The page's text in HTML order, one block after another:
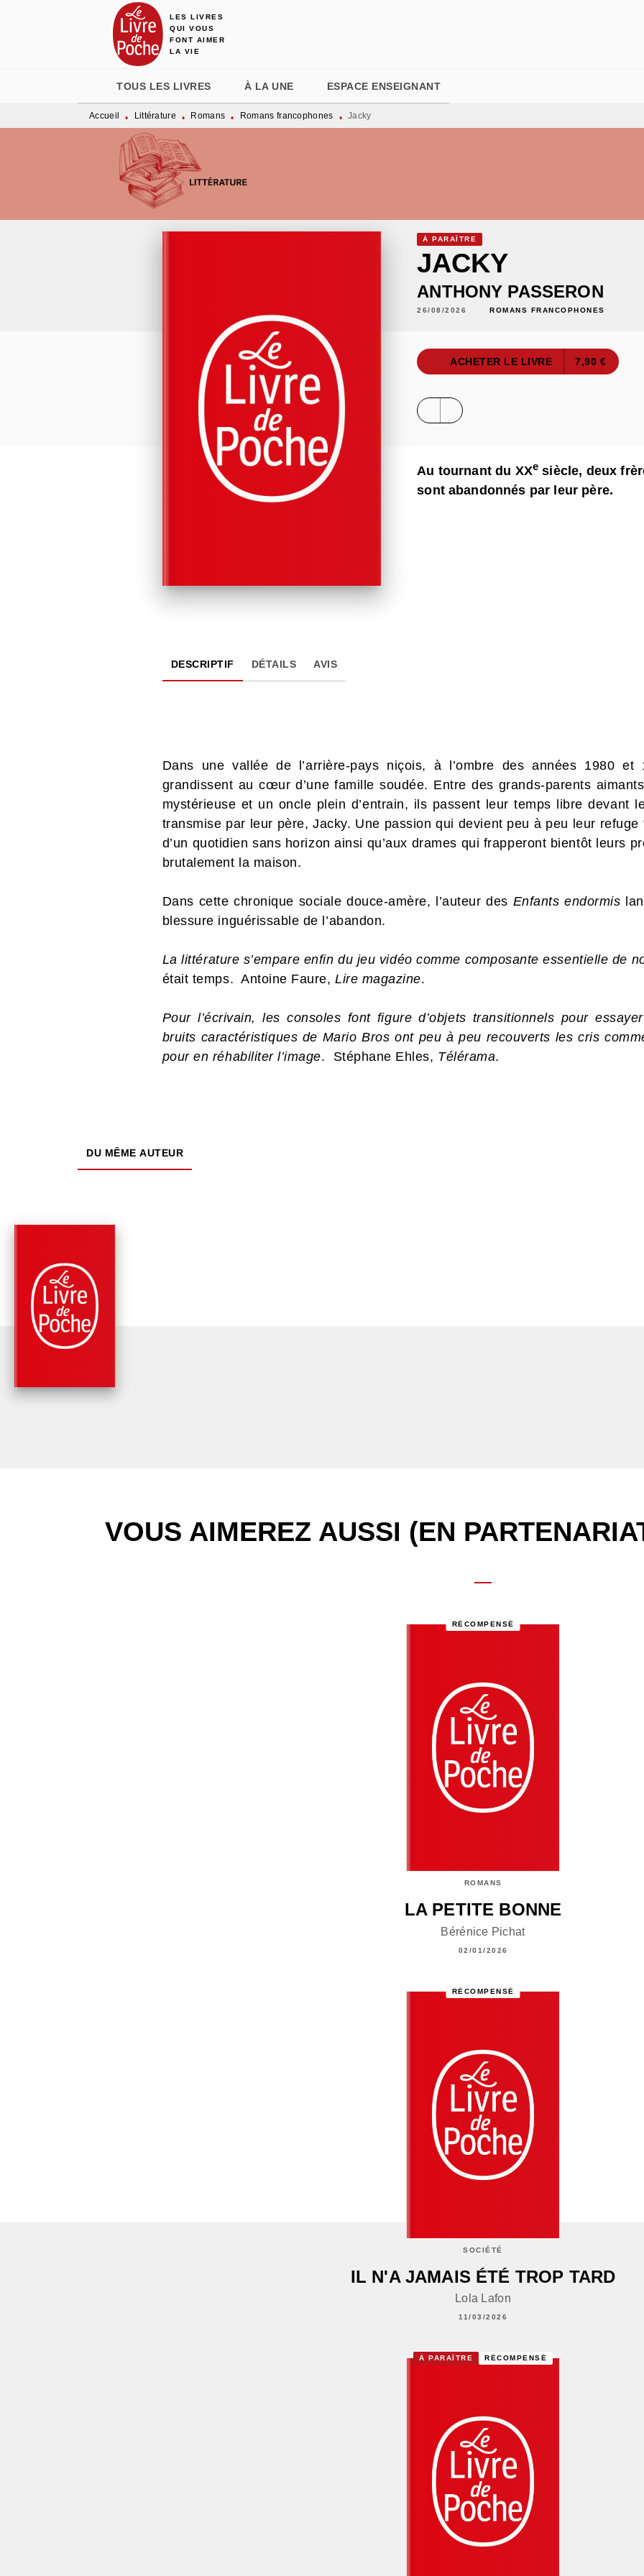
MENU RECHERCHE
LES LIVRES
QUI VOUS
FONT AIMER
LA VIE
TOUS LES LIVRES À LA UNE ESPACE ENSEIGNANT
Accueil • Littérature • Romans • Romans francophones • Jacky
À PARAÎTRE
JACKY
ANTHONY PASSERON
26/08/2026 ROMANS FRANCOPHONES
ACHETER LE LIVRE 7,90 €
Au tournant du XXe siècle, deux
sont abandonnés par leur père.
DESCRIPTIF DÉTAILS AVIS
Dans une vallée de l’arrière-pays niçois, à l’ombre des années 1980
grandissent au cœur d’une famille soudée. Entre des grands-parents
mystérieuse et un oncle plein d’entrain, ils passent leur temps libre devant
transmise par leur père, Jacky. Une passion qui devient peu à peu leur
d’un quotidien sans horizon ainsi qu’aux drames qui frapperont bientôt leurs
brutalement la maison.
Dans cette chronique sociale douce-amère, l’auteur des Enfants endormis
blessure inguérissable de l’abandon.
La littérature s’empare enfin du jeu vidéo comme composante essentielle de
était temps. Antoine Faure,Lire magazine.
Pour l’écrivain, les consoles font figure d’objets transitionnels pour
bruits caractéristiques de Mario Bros ont peu à peu recouverts les cris
pour en réhabiliter l’image. Stéphane Ehles, Télérama.
DU MÊME AUTEUR
VOUS AIMEREZ AUSSI (EN
RÉCOMPENSÉ
ROMANS
LA PETITE BONNE
Bérénice Pichat
02/01/2026
RÉCOMPENSÉ
SOCIÉTÉ
IL N'A JAMAIS ÉTÉ TROP TARD
Lola Lafon
11/03/2026
À PARAÎTRE RÉCOMPENSÉ